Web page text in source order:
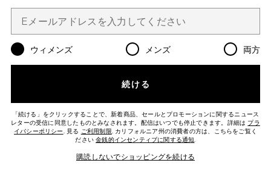
ベストセラー
PORTIA ジャンプスーツ
Favorite PIPPA マキシドレス
ウィメンズ メンズ 両方
続ける
「続ける」をクリックすることで、新着商品、セールとプロモーションに関するニュース
レターの受信に同意したものとみなされます。配信はいつでも停止できます。詳細は プラ
イバシーポリシー. 見る ご利用制限. カリフォルニア州の消費者の方は、こちらをご覧く
ださい金銭的インセンティブに関する通知.
購読しないでショッピングを続ける